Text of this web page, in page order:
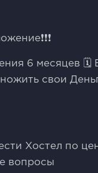
6 месяцев 🗓
свои
Хостел по
вопросы